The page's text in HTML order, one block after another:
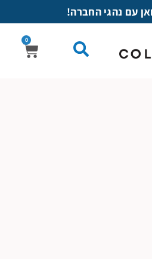
עם נהגי החברה!
0